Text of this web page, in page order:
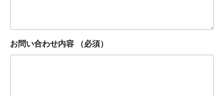
お問い合わせ内容 （必須）